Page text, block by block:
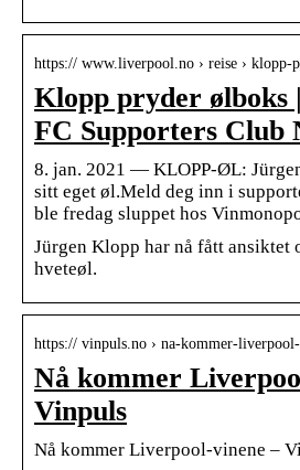
https:// www.liverpool.no › reise › klopp-
Klopp pryder ølboks
FC Supporters Club
8. jan. 2021 — KLOPP-ØL:
sitt eget øl.Meld deg inn i
ble fredag sluppet hos
Jürgen Klopp har nå fått ansiktet
hveteøl.
https:// vinpuls.no › na-kommer-
Nå kommer
Vinpuls
Nå kommer Liverpool-vinene –